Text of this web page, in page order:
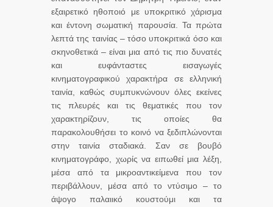
εξαιρετικό ηθοποιό με υποκριτικό χάρισμα
και έντονη σωματική παρουσία. Τα πρώτα
λεπτά της ταινίας – τόσο υποκριτικά όσο και
σκηνοθετικά – είναι μια από τις πιο δυνατές
και ευφάνταστες εισαγωγές
κινηματογραφικού χαρακτήρα σε ελληνική
ταινία, καθώς συμπυκνώνουν όλες εκείνες
τις πλευρές και τις θεματικές που τον
χαρακτηρίζουν, τις οποίες θα
παρακολουθήσει το κοινό να ξεδιπλώνονται
στην ταινία σταδιακά. Σαν σε βουβό
κινηματογράφο, χωρίς να ειπωθεί μια λέξη,
μέσα από τα μικροαντικείμενα που τον
περιβάλλουν, μέσα από το ντύσιμο – το
άψογο παλαιικό κουστούμι και τα